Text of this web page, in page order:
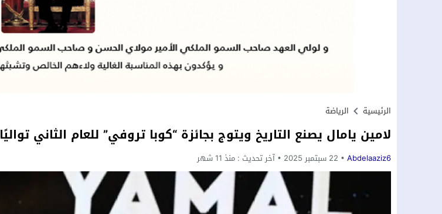
الرئيسية الرياضة
لامين يامال يصنع التاريخ ويتوج بجائزة “كوبا تروفي” للعام الثاني تواليًا
Abdelaaziz6 22 سبتمبر 2025 آخر تحديث : منذ 11 شهر